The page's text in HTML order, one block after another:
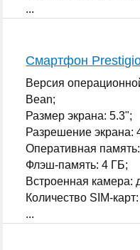
...
Смартфон
Версия
Bean;
Размер экрана: 5.3";
Разрешение экрана:
Оперативная
Флэш-память: 4 ГБ;
Встроенная камера:
Количество SIM-
...